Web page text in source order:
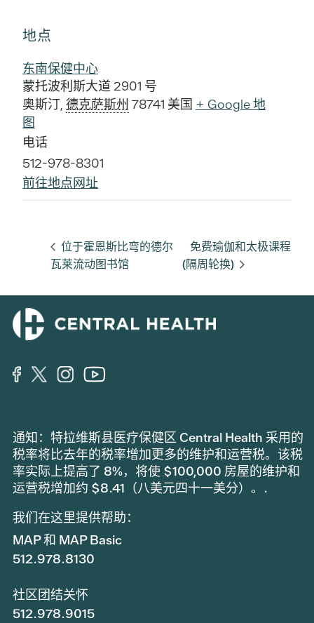
地点
东南保健中心
蒙托波利斯大道 2901 号
奥斯汀, 德克萨斯州 78741 美国 + Google 地
图
电话
512-978-8301
前往地点网址
位于霍恩斯比弯的德尔
瓦莱流动图书馆
免费瑜伽和太极课程
(隔周轮换)
通知：特拉维斯县医疗保健区 Central Health 采用的
税率将比去年的税率增加更多的维护和运营税。该税
率实际上提高了 8%，将使 $100,000 房屋的维护和
运营税增加约 $8.41（八美元四十一美分）。.
我们在这里提供帮助：
MAP 和 MAP Basic
512.978.8130
社区团结关怀
512.978.9015